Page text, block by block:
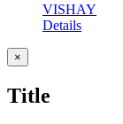
VISHAY
Details
Close
product
view
×
Title